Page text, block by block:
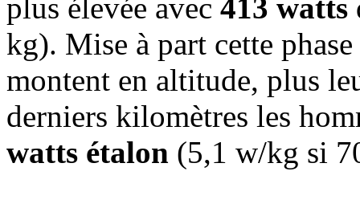
plus élevée avec 413 watts
kg). Mise à part cette
montent en altitude, plus
derniers kilomètres les
watts étalon (5,1 w/kg si